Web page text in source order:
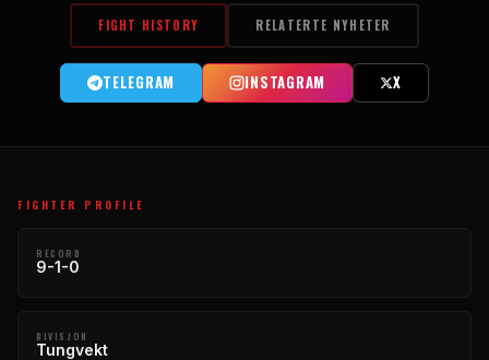
FIGHT HISTORY RELATERTE NYHETER
TELEGRAM INSTAGRAM X
FIGHTER PROFILE
RECORD
9-1-0
DIVISJON
Tungvekt